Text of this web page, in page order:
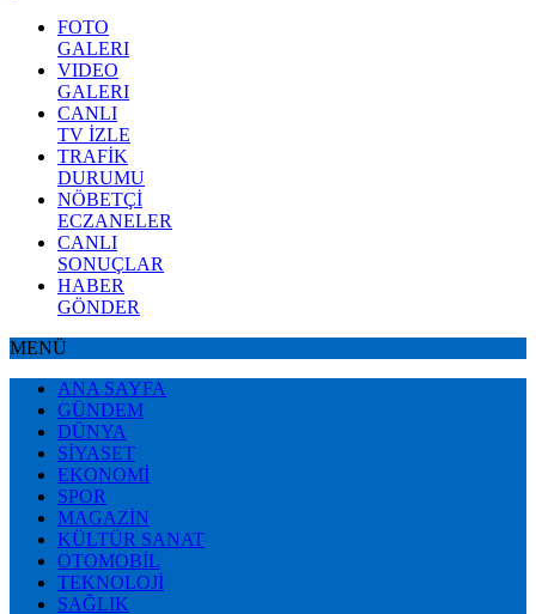
FOTO
GALERI
VIDEO
GALERI
CANLI
TV İZLE
TRAFİK
DURUMU
NÖBETÇİ
ECZANELER
CANLI
SONUÇLAR
HABER
GÖNDER
MENÜ
ANA SAYFA
GÜNDEM
DÜNYA
SİYASET
EKONOMİ
SPOR
MAGAZİN
KÜLTÜR SANAT
OTOMOBİL
TEKNOLOJİ
SAĞLIK